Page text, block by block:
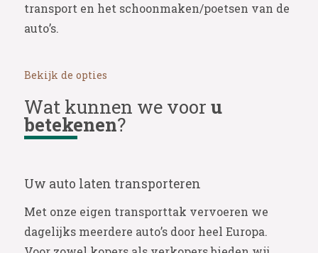
transport en het schoonmaken/poetsen van de
auto’s.
Bekijk de opties
Wat kunnen we voor u
betekenen?
Uw auto laten transporteren
Met onze eigen transporttak vervoeren we
dagelijks meerdere auto’s door heel Europa.